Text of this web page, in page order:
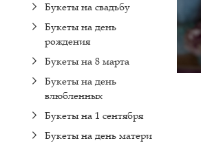
Букеты на свадьбу
Букеты на день
рождения
Букеты на 8 марта
Букеты на день
влюбленных
Букеты на 1 сентября
Букеты на день матери